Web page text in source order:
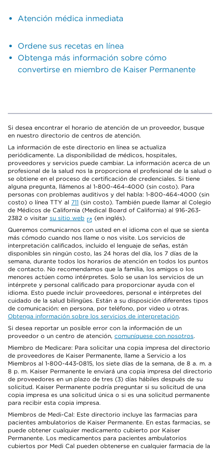
Atención médica inmediata
Ordene sus recetas en línea
Obtenga más información sobre cómo
convertirse en miembro de Kaiser Permanente
Si desea encontrar el horario de atención de un proveedor, busque
en nuestro directorio de centros de atención.
La información de este directorio en línea se actualiza
periódicamente. La disponibilidad de médicos, hospitales,
proveedores y servicios puede cambiar. La información acerca de un
profesional de la salud nos la proporciona el profesional de la salud o
se obtiene en el proceso de certificación de credenciales. Si tiene
alguna pregunta, llámenos al 1-800-464-4000 (sin costo). Para
personas con problemas auditivos y del habla: 1-800-464-4000 (sin
costo) o línea TTY al 711 (sin costo). También puede llamar al Colegio
de Médicos de California (Medical Board of California) al 916-263-
2382 o visitar su sitio web
(en inglés).
Queremos comunicarnos con usted en el idioma con el que se sienta
más cómodo cuando nos llame o nos visite. Los servicios de
interpretación calificados, incluido el lenguaje de señas, están
disponibles sin ningún costo, las 24 horas del día, los 7 días de la
semana, durante todos los horarios de atención en todos los puntos
de contacto. No recomendamos que la familia, los amigos o los
menores actúen como intérpretes. Solo se usan los servicios de un
intérprete y personal calificado para proporcionar ayuda con el
idioma. Esto puede incluir proveedores, personal e intérpretes del
cuidado de la salud bilingües. Están a su disposición diferentes tipos
de comunicación: en persona, por teléfono, por video u otras.
Obtenga información sobre los servicios de interpretación.
Si desea reportar un posible error con la información de un
proveedor o un centro de atención, comuníquese con nosotros.
Miembro de Medicare: Para solicitar una copia impresa del directorio
de proveedores de Kaiser Permanente, llame a Servicio a los
Miembros al 1-800-443-0815, los siete días de la semana, de 8 a. m. a
8 p. m. Kaiser Permanente le enviará una copia impresa del directorio
de proveedores en un plazo de tres (3) días hábiles después de su
solicitud. Kaiser Permanente podría preguntar si su solicitud de una
copia impresa es una solicitud única o si es una solicitud permanente
para recibir esta copia impresa.
Miembros de Medi-Cal: Este directorio incluye las farmacias para
pacientes ambulatorios de Kaiser Permanente. En estas farmacias, se
puede obtener cualquier medicamento cubierto por Kaiser
Permanente. Los medicamentos para pacientes ambulatorios
cubiertos por Medi Cal pueden obtenerse en cualquier farmacia de la